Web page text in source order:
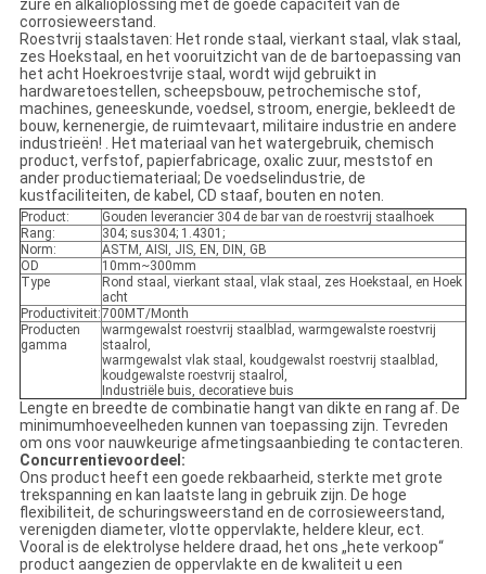
zure en alkalioplossing met de goede capaciteit van de
corrosieweerstand.
Roestvrij staalstaven: Het ronde staal, vierkant staal, vlak staal,
zes Hoekstaal, en het vooruitzicht van de de bartoepassing van
het acht Hoekroestvrije staal, wordt wijd gebruikt in
hardwaretoestellen, scheepsbouw, petrochemische stof,
machines, geneeskunde, voedsel, stroom, energie, bekleedt de
bouw, kernenergie, de ruimtevaart, militaire industrie en andere
industrieën! . Het materiaal van het watergebruik, chemisch
product, verfstof, papierfabricage, oxalic zuur, meststof en
ander productiemateriaal; De voedselindustrie, de
kustfaciliteiten, de kabel, CD staaf, bouten en noten.
Product:
Gouden leverancier 304 de bar van de roestvrij staalhoek
Rang:
304; sus304; 1.4301;
Norm:
ASTM, AISI, JIS, EN, DIN, GB
OD
10mm~300mm
Type
Rond staal, vierkant staal, vlak staal, zes Hoekstaal, en Hoek
acht
Productiviteit:700MT/Month
Producten
gamma
warmgewalst roestvrij staalblad, warmgewalste roestvrij
staalrol,
warmgewalst vlak staal, koudgewalst roestvrij staalblad,
koudgewalste roestvrij staalrol,
Industriële buis, decoratieve buis
Lengte en breedte de combinatie hangt van dikte en rang af. De
minimumhoeveelheden kunnen van toepassing zijn. Tevreden
om ons voor nauwkeurige afmetingsaanbieding te contacteren.
Concurrentievoordeel:
Ons product heeft een goede rekbaarheid, sterkte met grote
trekspanning en kan laatste lang in gebruik zijn. De hoge
flexibiliteit, de schuringsweerstand en de corrosieweerstand,
verenigden diameter, vlotte oppervlakte, heldere kleur, ect.
Vooral is de elektrolyse heldere draad, het ons „hete verkoop“
product aangezien de oppervlakte en de kwaliteit u een